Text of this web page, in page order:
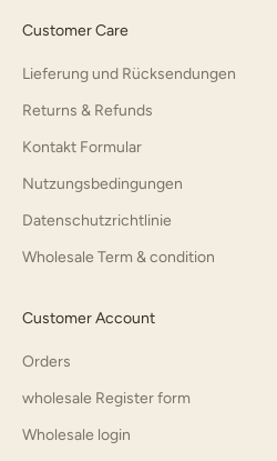
Customer Care
Lieferung und Rücksendungen
Returns & Refunds
Kontakt Formular
Nutzungsbedingungen
Datenschutzrichtlinie
Wholesale Term & condition
Customer Account
Orders
wholesale Register form
Wholesale login